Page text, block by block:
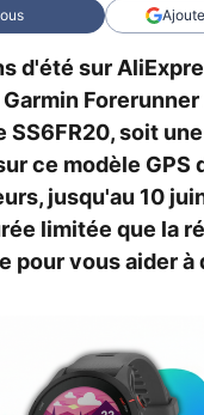
d'été sur
Forerunner
SS6FR20, soit
ce modèle GPS
jusqu'au 10
limitée que la
pour vous aider à